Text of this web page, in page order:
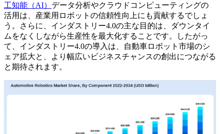
工知能（AI） データ分析やクラウドコンピューティングの
活用は、産業用ロボットの信頼性向上にも貢献するでしょ
う。さらに、インダストリー4.0の主な目的は、ダウンタイ
ムをなくしながら生産性を最大化することです。したがっ
て、インダストリー4.0の導入は、自動車ロボット市場のシ
ェア拡大と、より幅広いビジネスチャンスの創出につながる
と期待されます。